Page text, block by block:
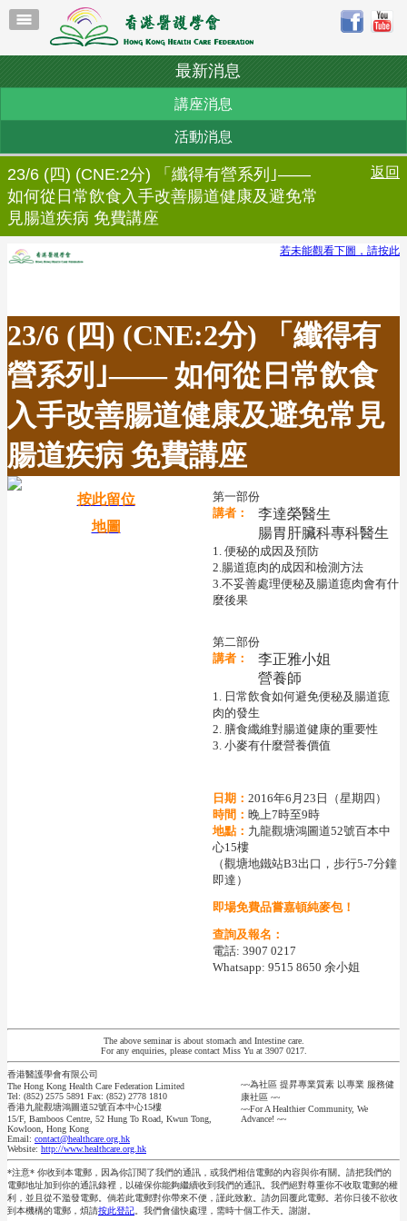
最新消息
講座消息
活動消息
23/6 (四) (CNE:2分) 「纖得有營系列｣——
如何從日常飲食入手改善腸道健康及避免常
見腸道疾病 免費講座
返回
若未能觀看下圖，請按此
23/6 (四) (CNE:2分) 「纖得有
營系列｣—— 如何從日常飲食
入手改善腸道健康及避免常見
腸道疾病 免費講座
按此留位
地圖
第一部份
講者：
李達榮醫生
腸胃肝臟科專科醫生
1. 便秘的成因及預防
2.腸道瘜肉的成因和檢測方法
3.不妥善處理便秘及腸道瘜肉會有什
麼後果
第二部份
講者：
李正雅小姐
營養師
1. 日常飲食如何避免便秘及腸道瘜
肉的發生
2. 膳食纖維對腸道健康的重要性
3. 小麥有什麼營養價值
日期： 2016年6月23日（星期四）
時間： 晚上7時至9時
地點： 九龍觀塘鴻圖道52號百本中
心15樓
（觀塘地鐵站B3出口，步行5-7分鐘
即達）
即場免費品嘗嘉頓純麥包！
查詢及報名：
電話: 3907 0217
Whatsapp: 9515 8650 余小姐
The above seminar is about stomach and Intestine care.
For any enquiries, please contact Miss Yu at 3907 0217.
香港醫護學會有限公司
The Hong Kong Health Care Federation Limited
Tel: (852) 2575 5891 Fax: (852) 2778 1810
香港九龍觀塘鴻圖道52號百本中心15樓
15/F, Bamboos Centre, 52 Hung To Road, Kwun Tong,
Kowloon, Hong Kong
Email: contact@healthcare.org.hk
Website: http://www.healthcare.org.hk
~~為社區 提昇專業質素 以專業 服務健
康社區 ~~
~~For A Healthier Community, We
Advance! ~~
*注意* 你收到本電郵，因為你訂閱了我們的通訊，或我們相信電郵的內容與你有關。請把我們的
電郵地址加到你的通訊錄裡，以確保你能夠繼續收到我們的通訊。我們絕對尊重你不收取電郵的權
利，並且從不濫發電郵。倘若此電郵對你帶來不便，謹此致歉。請勿回覆此電郵。若你日後不欲收
到本機構的電郵，煩請按此登記 。我們會儘快處理，需時十個工作天。謝謝。